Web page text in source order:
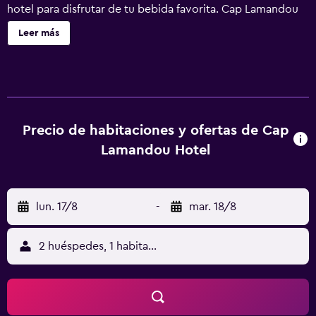
hotel para disfrutar de tu bebida favorita. Cap Lamandou
Hotel ofrece 32 alojamientos con aire acondicionado,
minibar y caja fuerte. Las habitaciones disponen de
Internet wifi gratis. Los servicios para las personas de
negocios incluyen escritorio y teléfono. Es posible
de ocio y esparcimiento en este hotel incluyen una piscina
al aire libre y gimnasio. No se permite la entrada a la
piscina y al gimnasio de niños menores de 18 años sin la
supervisión de un adulto.
Leer más
Precio de habitaciones y ofertas de Cap
Lamandou Hotel
lun. 17/8 - mar. 18/8
2 huéspedes, 1 habitación